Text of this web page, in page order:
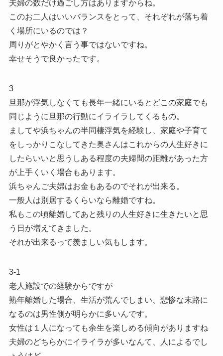
夫婦の数だけ過ごし方はありますからね。
このお二人はいいバランスをとって、それぞれが落ち着
く場所にいるのでは？
周りがとやかく言う事ではないですね。
幸せそうで良かったです。
3
旦那が浮気しなくても長年一緒にいるとどこの家庭でも
同じように旦那の行動にイライラしてくるもの。
ましてや浜ちゃんの半同棲浮気を経験し、家庭や子育て
をしっかりこなしてきた奥さんはこれからの人生好きに
したらいいと思うしある程度の夫婦間の距離があった方
が上手くいく場合もあります。
浜ちゃんご夫婦はお金もあるのでそれが出来る。
一般人は別居するくらいなら離婚ですね。
私もこの頃離婚してあと残りの人生好きに生きたいと思
う日が増えてきました。
それが出来るって羨ましい気もします。
3-1
老人施設での経験からですが
熟年離婚した場合、生活が荒んでしまい、悲惨な末路に
なるのは男性側が明らかに多いんです。
女性は１人になっても余生を楽しめる傾向がありますね
夫婦のどちらかにイライラが多いなんて、人によるでし